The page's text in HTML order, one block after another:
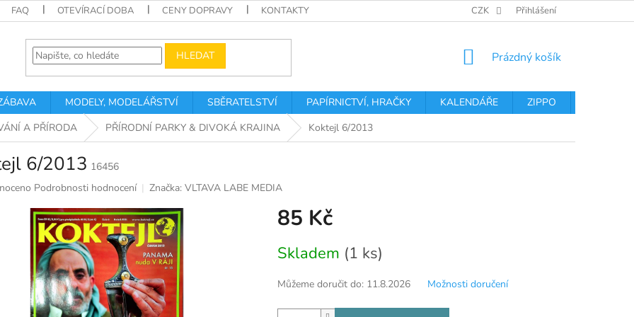
FAQ OTEVÍRACÍ DOBA CENY DOPRAVY KONTAKTY PODMÍNKY OCHRANY OSOBNÍCH
CZK Přihlášení
HLEDAT
NÁKUPNÍ
Prázdný košík
MODELY, MODELÁŘSTVÍ SBĚRATELSTVÍ PAPÍRNICTVÍ, HRAČKY KALENDÁŘE ZIPPO
A PŘÍRODA PŘÍRODNÍ PARKY & DIVOKÁ KRAJINA Koktejl 6/2013
6/2013 16456
Podrobnosti hodnocení Značka: VLTAVA LABE MEDIA
85 Kč
cena:
Skladem (1 ks)
Můžeme doručit do: 11.8.2026 Možnosti doručení